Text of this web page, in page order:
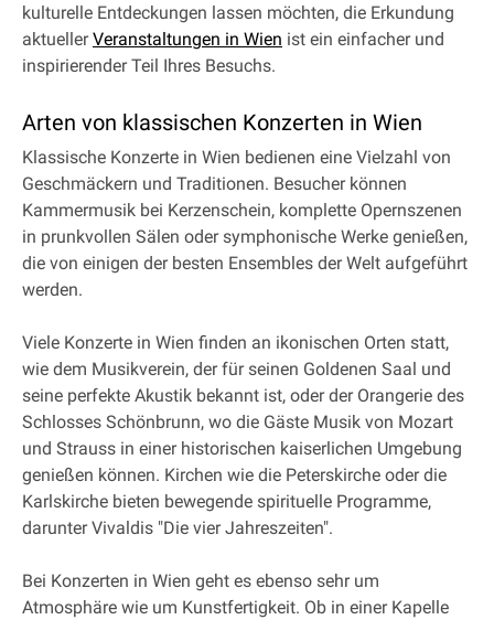
kulturelle Entdeckungen lassen möchten, die Erkundung
aktuellerVeranstaltungen in Wien ist ein einfacher und
inspirierender Teil Ihres Besuchs.
Arten von klassischen Konzerten in Wien
Klassische Konzerte in Wien bedienen eine Vielzahl von
Geschmäckern und Traditionen. Besucher können
Kammermusik bei Kerzenschein, komplette Opernszenen
in prunkvollen Sälen oder symphonische Werke genießen,
die von einigen der besten Ensembles der Welt aufgeführt
werden.
Viele Konzerte in Wien finden an ikonischen Orten statt,
wie dem Musikverein, der für seinen Goldenen Saal und
seine perfekte Akustik bekannt ist, oder der Orangerie des
Schlosses Schönbrunn, wo die Gäste Musik von Mozart
und Strauss in einer historischen kaiserlichen Umgebung
genießen können. Kirchen wie die Peterskirche oder die
Karlskirche bieten bewegende spirituelle Programme,
darunter Vivaldis "Die vier Jahreszeiten".
Bei Konzerten in Wien geht es ebenso sehr um
Atmosphäre wie um Kunstfertigkeit. Ob in einer Kapelle